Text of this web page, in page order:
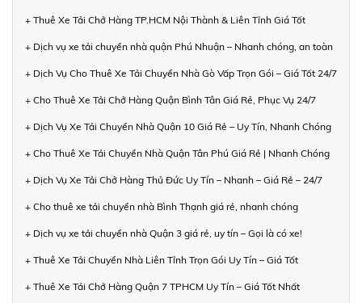
+ Thuê Xe Tải Chở Hàng TP.HCM Nội Thành & Liên Tỉnh Giá Tốt
+ Dịch vụ xe tải chuyển nhà quận Phú Nhuận – Nhanh chóng, an toàn
+ Dịch Vụ Cho Thuê Xe Tải Chuyển Nhà Gò Vấp Trọn Gói – Giá Tốt 24/7
+ Cho Thuê Xe Tải Chở Hàng Quận Bình Tân Giá Rẻ, Phục Vụ 24/7
+ Dịch Vụ Xe Tải Chuyển Nhà Quận 10 Giá Rẻ – Uy Tín, Nhanh Chóng
+ Cho Thuê Xe Tải Chuyển Nhà Quận Tân Phú Giá Rẻ | Nhanh Chóng
+ Dịch Vụ Xe Tải Chở Hàng Thủ Đức Uy Tín – Nhanh – Giá Rẻ – 24/7
+ Cho thuê xe tải chuyển nhà Bình Thạnh giá rẻ, nhanh chóng
+ Dịch vụ xe tải chuyển nhà Quận 3 giá rẻ, uy tín – Gọi là có xe!
+ Thuê Xe Tải Chuyển Nhà Liên Tỉnh Trọn Gói Uy Tín – Giá Tốt
+ Thuê Xe Tải Chở Hàng Quận 7 TPHCM Uy Tín – Giá Tốt Nhất